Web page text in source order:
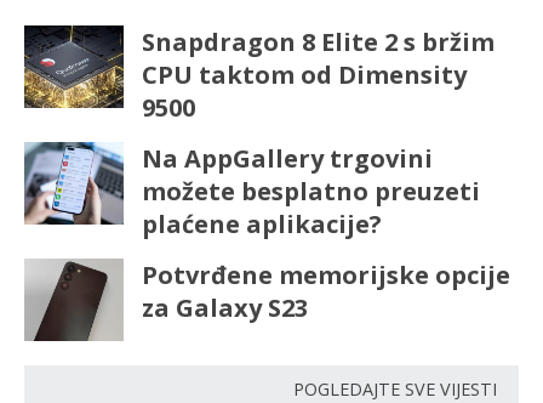
Snapdragon 8 Elite 2 s bržim
CPU taktom od Dimensity
9500
Na AppGallery trgovini
možete besplatno preuzeti
plaćene aplikacije?
Potvrđene memorijske opcije
za Galaxy S23
POGLEDAJTE SVE VIJESTI